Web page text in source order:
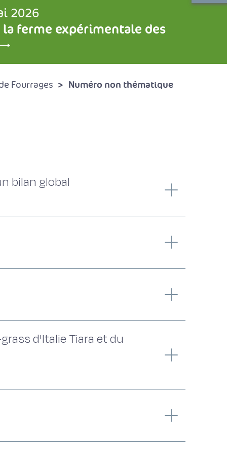
2026
la ferme expérimentale des
Fourrages Numéro non thématique
bilan global
d'Italie Tiara et du